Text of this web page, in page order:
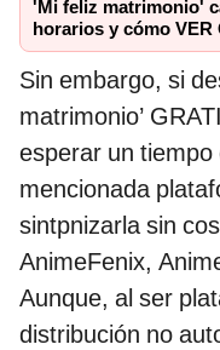
'Mi feliz matrimonio'
horarios y cómo VER
Sin embargo, si
matrimonio’
esperar un
mencionada
sintpnizarla sin
AnimeFenix,
Aunque, al ser
distribución no